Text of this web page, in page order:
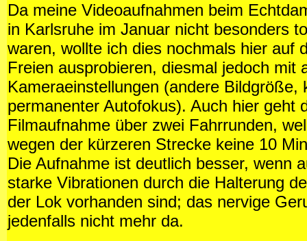
Da meine Videoaufnahmen beim
in Karlsruhe im Januar nicht besonders
waren, wollte ich dies nochmals hier auf
Freien ausprobieren, diesmal jedoch mit
Kameraeinstellungen (andere Bildgröße,
permanenter Autofokus). Auch hier geht
Filmaufnahme über zwei Fahrrunden,
wegen der kürzeren Strecke keine 10
Die Aufnahme ist deutlich besser, wenn
starke Vibrationen durch die Halterung
der Lok vorhanden sind; das nervige
jedenfalls nicht mehr da.